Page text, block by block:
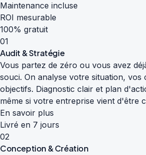
Maintenance incluse
ROI mesurable
100% gratuit
01
Audit & Stratégie
Vous partez de zéro ou vous avez
souci. On analyse votre situation,
objectifs. Diagnostic clair et plan
même si votre entreprise vient d'être
En savoir plus
Livré en 7 jours
02
Conception & Création